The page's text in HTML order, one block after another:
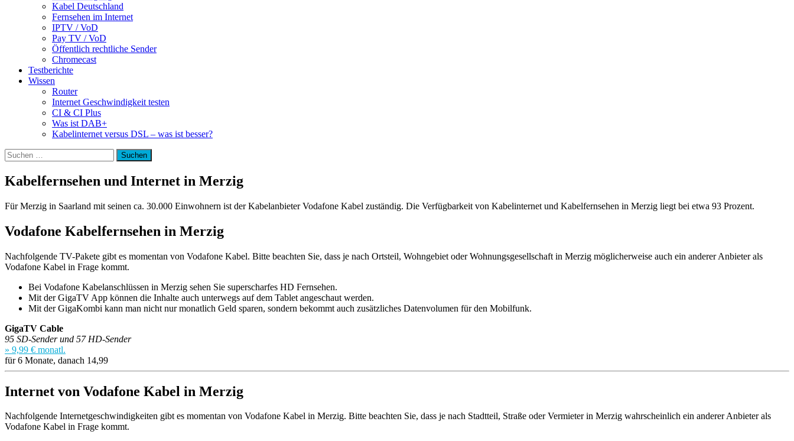
Kabel Deutschland
Fernsehen im Internet
IPTV / VoD
Pay TV / VoD
Öffentlich rechtliche Sender
Chromecast
Testberichte
Wissen
Router
Internet Geschwindigkeit testen
CI & CI Plus
Was ist DAB+
Kabelinternet versus DSL – was ist besser?
Suchen
nach:
Kabelfernsehen und Internet in Merzig
Für Merzig in Saarland mit seinen ca. 30.000 Einwohnern ist der Kabelanbieter Vodafone Kabel zuständig. Die Verfügbarkeit von Kabelinternet und Kabelfernsehen in Merzig liegt bei etwa 93 Prozent.
Vodafone Kabelfernsehen in Merzig
Nachfolgende TV-Pakete gibt es momentan von Vodafone Kabel. Bitte beachten Sie, dass je nach Ortsteil, Wohngebiet oder Wohnungsgesellschaft in Merzig möglicherweise auch ein anderer Anbieter als
Vodafone Kabel in Frage kommt.
Bei Vodafone Kabelanschlüssen in Merzig sehen Sie superscharfes HD Fernsehen.
Mit der GigaTV App können die Inhalte auch unterwegs auf dem Tablet angeschaut werden.
Mit der GigaKombi kann man nicht nur monatlich Geld sparen, sondern bekommt auch zusätzliches Datenvolumen für den Mobilfunk.
GigaTV Cable
95 SD-Sender und 57 HD-Sender
» 9,99 € monatl.
für 6 Monate, danach 14,99
Internet von Vodafone Kabel in Merzig
Nachfolgende Internetgeschwindigkeiten gibt es momentan von Vodafone Kabel in Merzig. Bitte beachten Sie, dass je nach Stadtteil, Straße oder Vermieter in Merzig wahrscheinlich ein anderer Anbieter als
Vodafone Kabel in Frage kommt.